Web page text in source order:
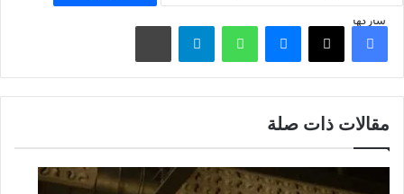
شاركهافيسبوك ‫X ماسنجر واتساب تيلقرام مشاركة عبر البريد
مقالات ذات صلة